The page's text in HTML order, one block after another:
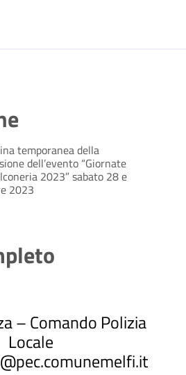
temporanea della
dell’evento “Giornate
2023” sabato 28 e
2023
– Comando Polizia
Locale